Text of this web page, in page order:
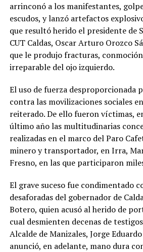
arrinconó a los manifestantes,
escudos, y lanzó artefactos
que resultó herido el presidente de
CUT Caldas, Oscar Arturo Orozco
que le produjo fracturas,
irreparable del ojo izquierdo.
El uso de fuerza desproporcionada
contra las movilizaciones sociales
reiterado. De ello fueron víctimas,
último año las multitudinarias
realizadas en el marco del Paro
minero y transportador, en Irra,
Fresno, en las que participaron
El grave suceso fue condimentado
desaforadas del gobernador de
Botero, quien acusó al herido de
cual desmienten decenas de
Alcalde de Manizales, Jorge
anunció, en adelante, mano dura